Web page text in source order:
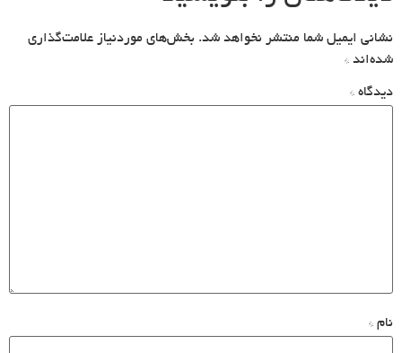
نشانی ایمیل شما منتشر نخواهد شد. بخش‌های موردنیاز علامت‌گذاری
شده‌اند *
دیدگاه *
نام *